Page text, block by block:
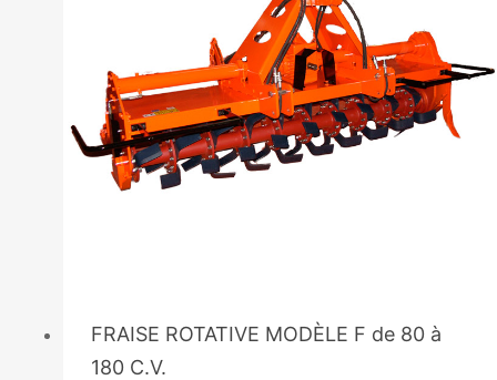
FRAISE ROTATIVE MODÈLE F de 80 à
180 C.V.